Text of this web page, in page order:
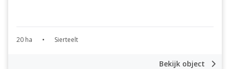
20 ha • Sierteelt
Bekijk object